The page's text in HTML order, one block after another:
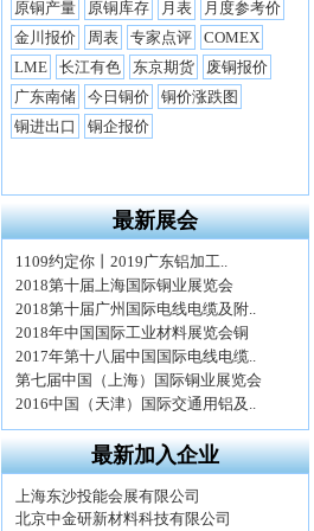
最新展会
最新加入企业